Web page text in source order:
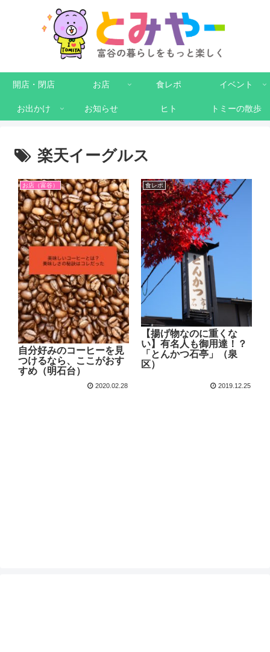
開店・閉店 お店 食レポ イベント
お出かけ お知らせ ヒト トミーの散歩
楽天イーグルス
お店（富谷）
自分好みのコーヒーを見
つけるなら、ここがおす
すめ（明石台）
2020.02.28
食レポ
【揚げ物なのに重くな
い】有名人も御用達！？
「とんかつ石亭」（泉
区）
2019.12.25